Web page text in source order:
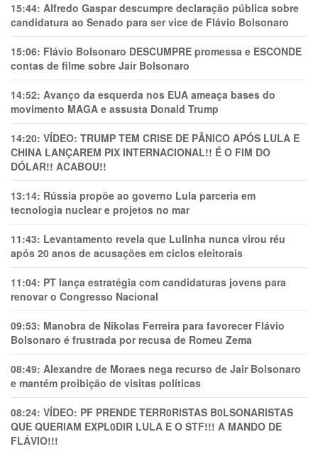
15:44: Alfredo Gaspar descumpre declaração pública sobre
candidatura ao Senado para ser vice de Flávio Bolsonaro
15:06: Flávio Bolsonaro DESCUMPRE promessa e ESCONDE
contas de filme sobre Jair Bolsonaro
14:52: Avanço da esquerda nos EUA ameaça bases do
movimento MAGA e assusta Donald Trump
14:20: VÍDEO: TRUMP TEM CRlSE DE PÂNlCO APÓS LULA E
CHINA LANÇAREM PIX INTERNACIONAL!! É O FIM DO
DÓLAR!! ACABOU!!
13:14: Rússia propõe ao governo Lula parceria em
tecnologia nuclear e projetos no mar
11:43: Levantamento revela que Lulinha nunca virou réu
após 20 anos de acusações em ciclos eleitorais
11:04: PT lança estratégia com candidaturas jovens para
renovar o Congresso Nacional
09:53: Manobra de Nikolas Ferreira para favorecer Flávio
Bolsonaro é frustrada por recusa de Romeu Zema
08:49: Alexandre de Moraes nega recurso de Jair Bolsonaro
e mantém proibição de visitas políticas
08:24: VÍDEO: PF PRENDE TERR0RlSTAS B0LSONARlSTAS
QUE QUERIAM EXPL0DlR LULA E O STF!!! A MANDO DE
FLÁVIO!!!